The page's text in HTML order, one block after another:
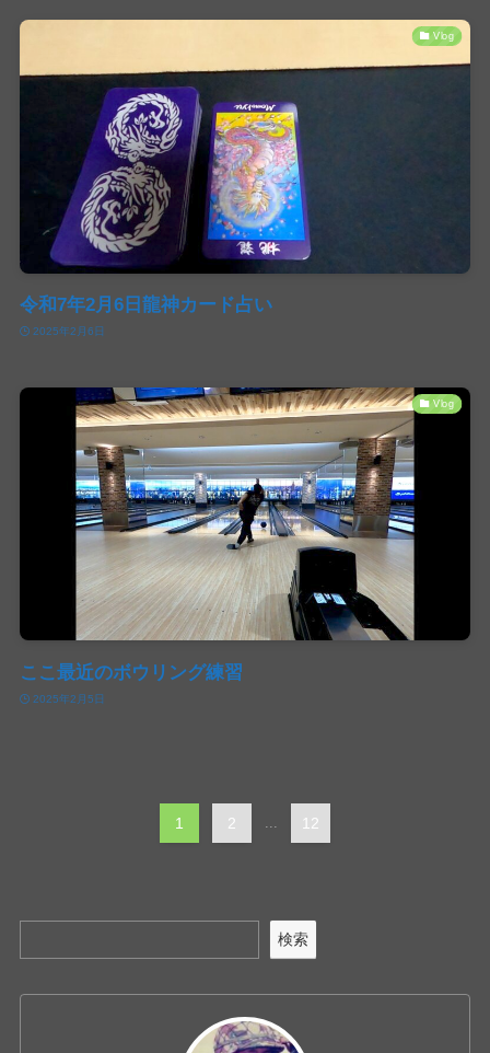
Vlog
令和7年2月6日龍神カード占い
2025年2月6日
Vlog
ここ最近のボウリング練習
2025年2月5日
1 2 ... 12
検索